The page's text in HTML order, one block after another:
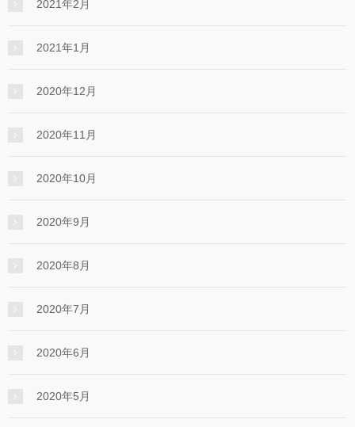
2021年2月
2021年1月
2020年12月
2020年11月
2020年10月
2020年9月
2020年8月
2020年7月
2020年6月
2020年5月